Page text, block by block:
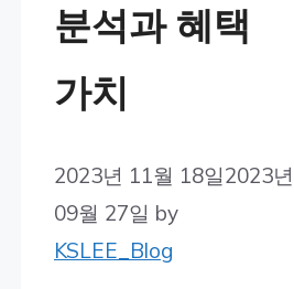
분석과 혜택
가치
2023년 11월 18일2023년
09월 27일 by
KSLEE_Blog